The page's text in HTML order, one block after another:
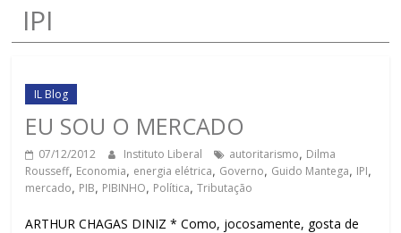
mais
importante
da
sociedade.
IPI
IL Blog
EU SOU O MERCADO
07/12/2012 Instituto Liberal autoritarismo, Dilma
Rousseff, Economia, energia elétrica, Governo, Guido Mantega, IPI,
mercado, PIB, PIBINHO, Política,Tributação
ARTHUR CHAGAS DINIZ * Como, jocosamente, gosta de